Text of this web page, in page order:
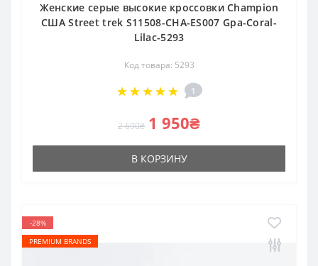
Женские серые высокие кроссовки Champion
США Street trek S11508-CHA-ES007 Gpa-Coral-
Lilac-5293
Код товара: 5293
1
2 690₴ 1 950₴
В КОРЗИНУ
-28%
PREMIUM BRANDS